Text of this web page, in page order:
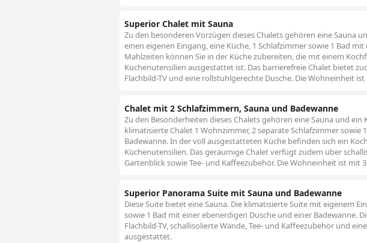
Superior Chalet mit Sauna
Zu den besonderen Vorzügen dieses Chalets gehören eine Sauna
einen eigenen Eingang, eine Küche, 1 Schlafzimmer sowie 1 Bad
Mahlzeiten können Sie in der Küche zubereiten, die mit einem
Küchenutensilien ausgestattet ist. Das barrierefreie Chalet bietet
Flachbild-TV und eine rollstuhlgerechte Dusche. Die Wohneinheit
Chalet mit 2 Schlafzimmern, Sauna und Badewanne
Zu den Besonderheiten dieses Chalets gehören eine Sauna und
klimatisierte Chalet 1 Wohnzimmer, 2 separate Schlafzimmer
Badewanne. In der voll ausgestatteten Küche befinden sich ein
Küchenutensilien. Das geräumige Chalet verfügt zudem über
Gartenblick sowie Tee- und Kaffeezubehör. Die Wohneinheit ist mit
Superior Panorama Suite mit Sauna und Badewanne
Diese Suite bietet eine Sauna. Die klimatisierte Suite mit eigenem
sowie 1 Bad mit einer ebenerdigen Dusche und einer Badewanne.
Flachbild-TV, schallisolierte Wände, Tee- und Kaffeezubehör und
ausgestattet.